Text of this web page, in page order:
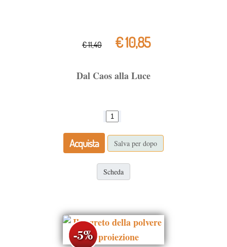
€ 11,40 € 10,85
Dal Caos alla Luce
Acquista Salva per dopo
Scheda